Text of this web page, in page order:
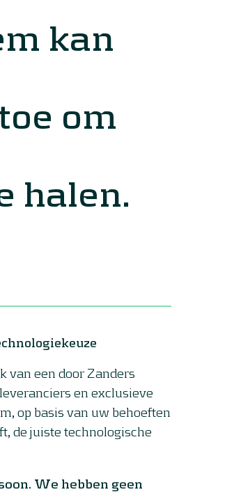
kan
om
halen.
van een door Zanders
en exclusieve
op basis van uw behoeften
de juiste technologische
We hebben geen